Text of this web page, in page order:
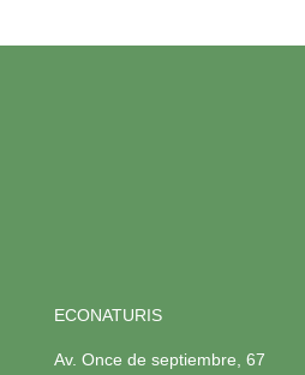
ECONATURIS
Av. Once de septiembre, 67